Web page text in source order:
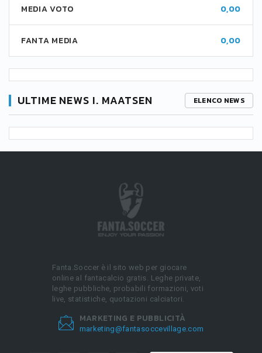
MEDIA VOTO 0,00
FANTA MEDIA 0,00
ULTIME NEWS I. MAATSEN ELENCO NEWS
Fanta.Soccer è il sito web per giocare
online al fantacalcio gratis. Leghe private,
leghe pubbliche, probabili formazioni, voti
live, statistiche, quotazioni calciatori.
MARKETING E PUBBLICITÀ
marketing@fantasoccevillage.com